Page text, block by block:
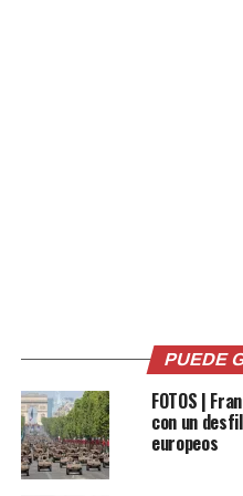
VIDEO: Aavión de pasajeros
golpea con su ala la cola de
un A321 en el aeropuerto de
PUEDE
FOTOS |
con un
europeos